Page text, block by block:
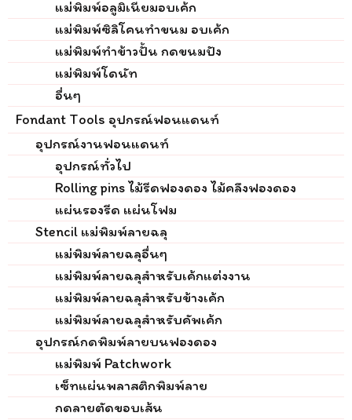
แม่พิมพ์อลูมิเนียมอบเค้ก
แม่พิมพ์ซิลิโคนทำขนม อบเค้ก
แม่พิมพ์ทำข้าวปั้น กดขนมปัง
แม่พิมพ์โดนัท
อื่นๆ
Fondant Tools อุปกรณ์ฟอนแดนท์
อุปกรณ์งานฟอนแดนท์
อุปกรณ์ทั่วไป
Rolling pins ไม้รีดฟองดอง ไม้คลึงฟองดอง
แผ่นรองรีด แผ่นโฟม
Stencil แม่พิมพ์ลายฉลุ
แม่พิมพ์ลายฉลุอื่นๆ
แม่พิมพ์ลายฉลุสำหรับเค้กแต่งงาน
แม่พิมพ์ลายฉลุสำหรับข้างเค้ก
แม่พิมพ์ลายฉลุสำหรับคัพเค้ก
อุปกรณ์กดพิมพ์ลายบนฟองดอง
แม่พิมพ์ Patchwork
เซ็ทแผ่นพลาสติกพิมพ์ลาย
กดลายตัดขอบเส้น